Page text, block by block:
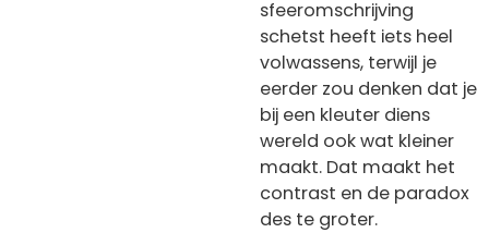
sfeeromschrijving
schetst heeft iets heel
volwassens, terwijl je
eerder zou denken dat je
bij een kleuter diens
wereld ook wat kleiner
maakt. Dat maakt het
contrast en de paradox
des te groter.